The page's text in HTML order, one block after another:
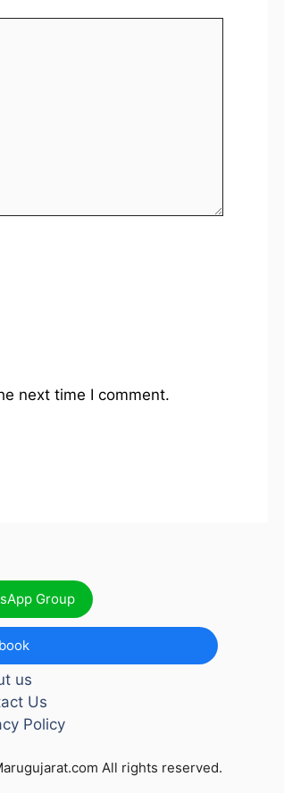
next time I comment.
Group
us
Us
Policy
All rights reserved.